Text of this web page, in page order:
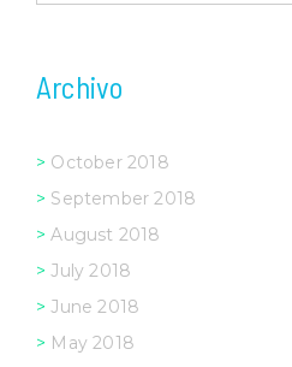
Archivo
October 2018
September 2018
August 2018
July 2018
June 2018
May 2018